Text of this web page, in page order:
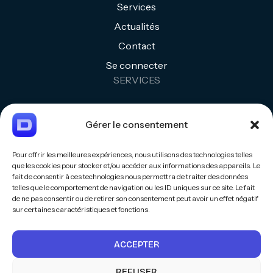
Gérer le consentement
Pour offrir les meilleures expériences, nous utilisons des technologies telles
que les cookies pour stocker et/ou accéder aux informations des appareils. Le
fait de consentir à ces technologies nous permettra de traiter des données
telles que le comportement de navigation ou les ID uniques sur ce site. Le fait
de ne pas consentir ou de retirer son consentement peut avoir un effet négatif
sur certaines caractéristiques et fonctions.
ACCEPTER
Services
Actualités
Contact
Se connecter
SERVICES
Création & refonte de site
Stratégie de contenu
Applications web
Automatisation